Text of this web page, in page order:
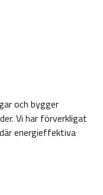
och bygger
Vi har förverkligat
energieffektiva